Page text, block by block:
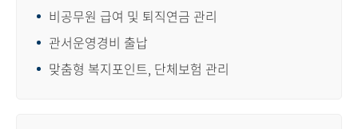
비공무원 급여 및 퇴직연금 관리
관서운영경비 출납
맞춤형 복지포인트, 단체보험 관리